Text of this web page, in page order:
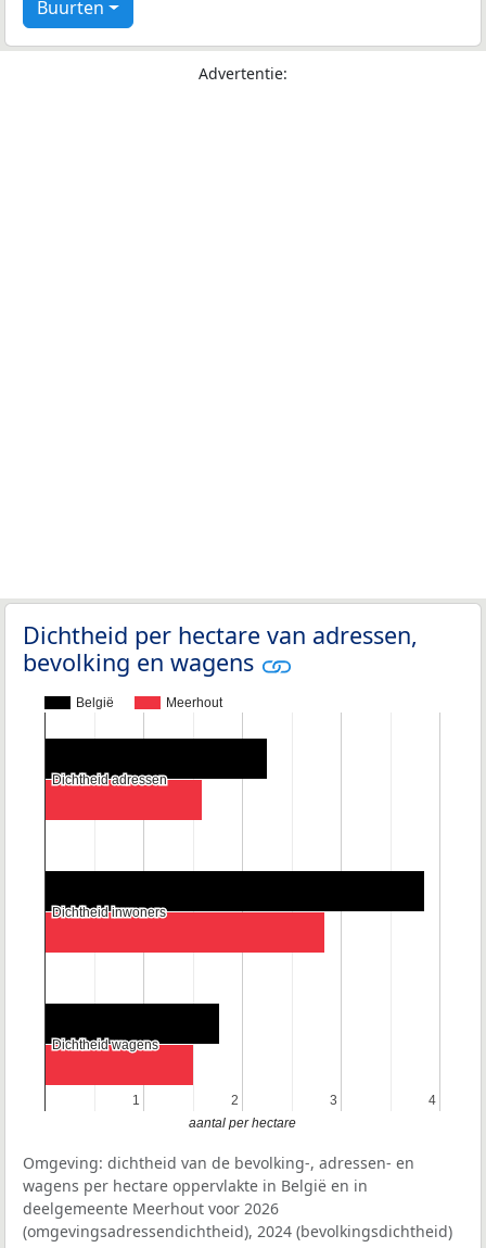
Buurten
Advertentie:
Dichtheid per hectare van adressen,
bevolking en wagens
België Meerhout
1
1 2
2 3
3 4
4
Dichtheid adressen
Dichtheid adressen
Dichtheid inwoners
Dichtheid inwoners
Dichtheid wagens
Dichtheid wagens
aantal per hectare
Omgeving: dichtheid van de bevolking-, adressen- en
wagens per hectare oppervlakte in België en in
deelgemeente Meerhout voor 2026
(omgevingsadressendichtheid), 2024 (bevolkingsdichtheid)